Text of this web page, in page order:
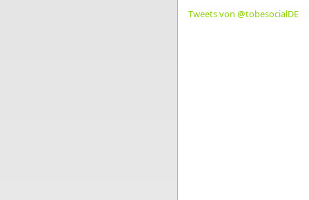
Tweets von @tobesocialDE